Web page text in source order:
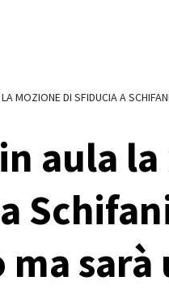
MOZIONE DI SFIDUCIA A
aula
sarà